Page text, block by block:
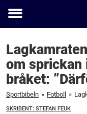
Toggle
om sprickan
bråket:
Sportbibeln » Fotboll »
SKRIBENT: STEFAN FEUK